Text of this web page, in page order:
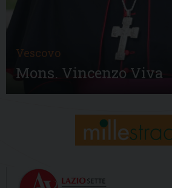
Vescovo
Mons. Vincenzo Viva